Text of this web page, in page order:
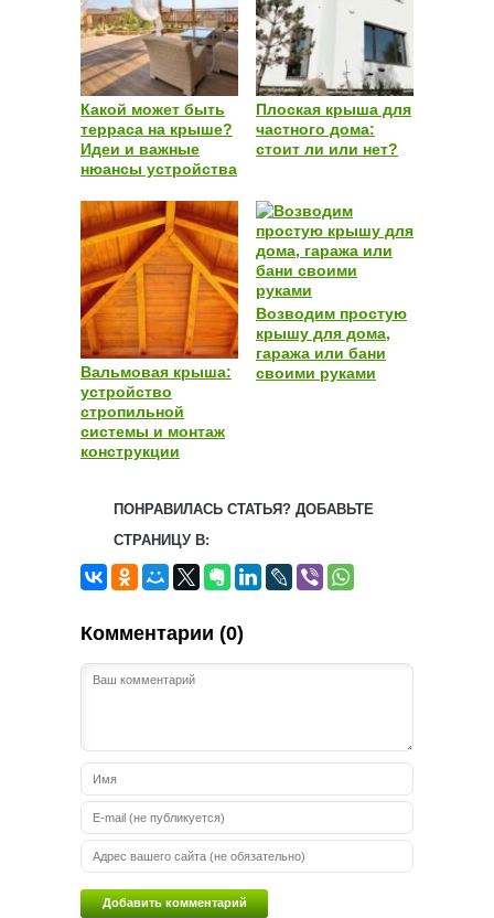
Какой может быть
терраса на крыше?
Идеи и важные
нюансы устройства
Плоская крыша для
частного дома:
стоит ли или нет?
Вальмовая крыша:
устройство
стропильной
системы и монтаж
конструкции
Возводим простую
крышу для дома,
гаража или бани
своими руками
ПОНРАВИЛАСЬ СТАТЬЯ? ДОБАВЬТЕ
СТРАНИЦУ В:
Комментарии (0)